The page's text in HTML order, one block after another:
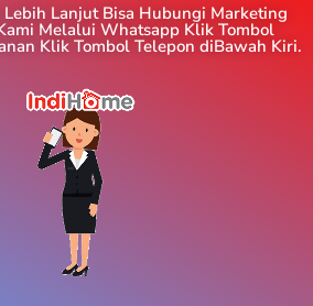
Lebih Lanjut Bisa Hubungi Marketing
Melalui Whatsapp Klik Tombol
Klik Tombol Telepon diBawah Kiri.